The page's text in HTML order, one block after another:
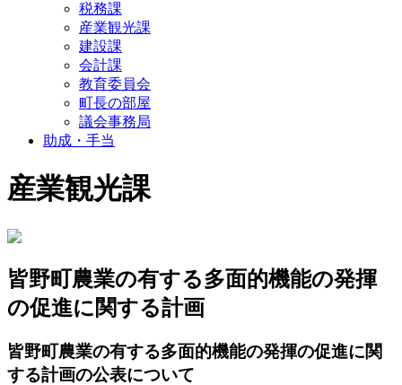
税務課
産業観光課
建設課
会計課
教育委員会
町長の部屋
議会事務局
助成・手当
産業観光課
皆野町農業の有する多面的機能の発揮
の促進に関する計画
皆野町農業の有する多面的機能の発揮の促進に関
する計画の公表について